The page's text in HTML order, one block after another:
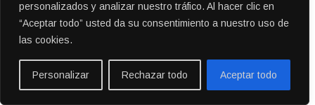
personalizados y analizar nuestro tráfico. Al hacer clic en
“Aceptar todo” usted da su consentimiento a nuestro uso de
las cookies.
Personalizar Rechazar todo Aceptar todo